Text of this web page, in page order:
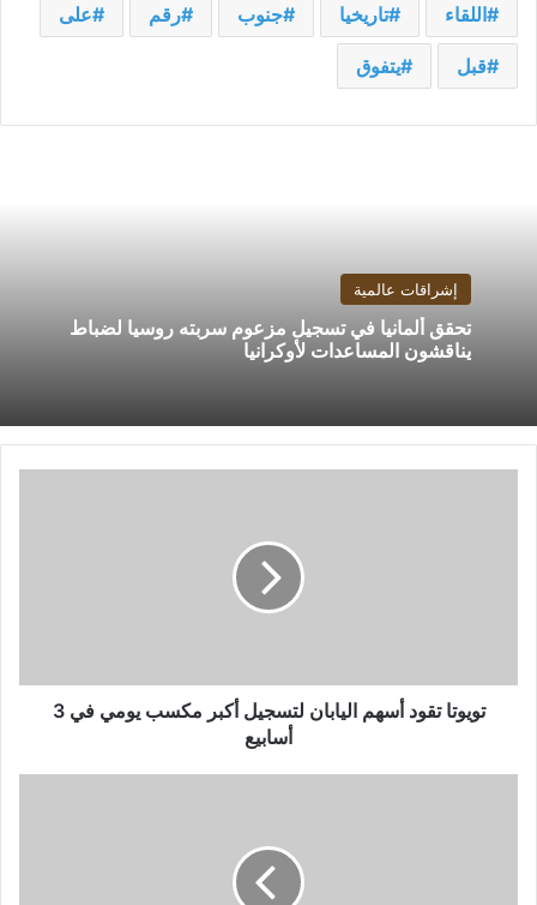
اللقاء تاريخيا جنوب رقم على
قبل يتفوق
إشراقات عالمية
تحقق ألمانيا في تسجيل مزعوم سربته روسيا لضباط
يناقشون المساعدات لأوكرانيا
في
تويوتا تقود أسهم اليابان لتسجيل أكبر مكسب يومي في 3
أسابيع